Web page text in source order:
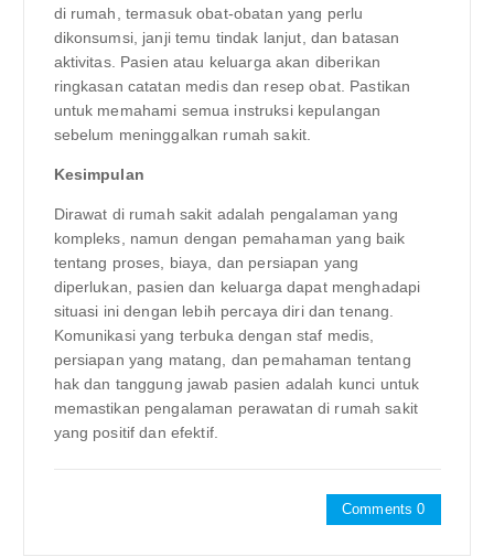
di rumah, termasuk obat-obatan yang perlu
dikonsumsi, janji temu tindak lanjut, dan batasan
aktivitas. Pasien atau keluarga akan diberikan
ringkasan catatan medis dan resep obat. Pastikan
untuk memahami semua instruksi kepulangan
sebelum meninggalkan rumah sakit.
Kesimpulan
Dirawat di rumah sakit adalah pengalaman yang
kompleks, namun dengan pemahaman yang baik
tentang proses, biaya, dan persiapan yang
diperlukan, pasien dan keluarga dapat menghadapi
situasi ini dengan lebih percaya diri dan tenang.
Komunikasi yang terbuka dengan staf medis,
persiapan yang matang, dan pemahaman tentang
hak dan tanggung jawab pasien adalah kunci untuk
memastikan pengalaman perawatan di rumah sakit
yang positif dan efektif.
Comments 0